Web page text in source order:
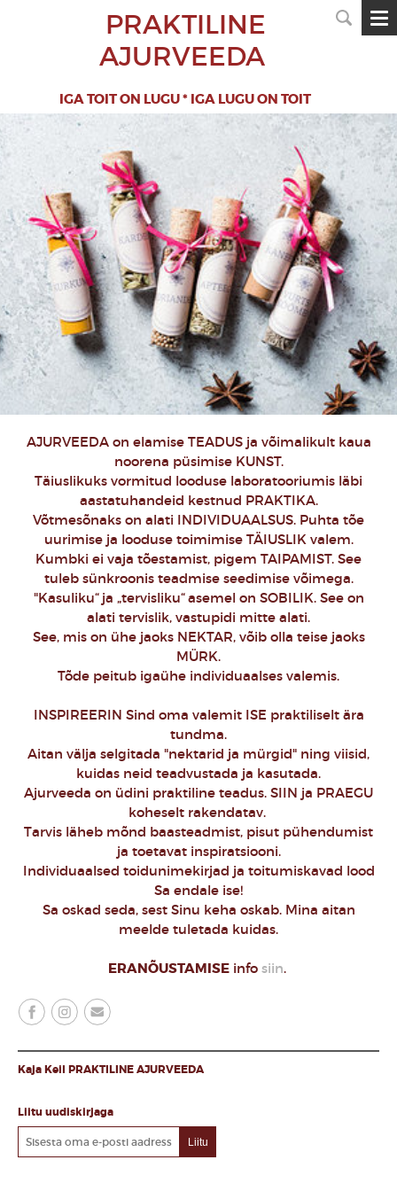
PRAKTILINE
AJURVEEDA
IGA TOIT ON LUGU * IGA LUGU ON TOIT
AJURVEEDA on elamise TEADUS ja võimalikult kaua
noorena püsimise KUNST.
Täiuslikuks vormitud looduse laboratooriumis läbi
aastatuhandeid kestnud PRAKTIKA.
Võtmesõnaks on alati INDIVIDUAALSUS. Puhta tõe
uurimise ja looduse toimimise TÄIUSLIK valem.
Kumbki ei vaja tõestamist, pigem TAIPAMIST. See
tuleb sünkroonis teadmise seedimise võimega.
"Kasuliku“ ja „tervisliku“ asemel on SOBILIK. See on
alati tervislik, vastupidi mitte alati.
See, mis on ühe jaoks NEKTAR, võib olla teise jaoks
MÜRK.
Tõde peitub igaühe individuaalses valemis.
INSPIREERIN Sind oma valemit ISE praktiliselt ära
tundma.
Aitan välja selgitada "nektarid ja mürgid" ning viisid,
kuidas neid teadvustada ja kasutada.
Ajurveeda on üdini praktiline teadus. SIIN ja PRAEGU
koheselt rakendatav.
Tarvis läheb mõnd baasteadmist, pisut pühendumist
ja toetavat inspiratsiooni.
Individuaalsed toidunimekirjad ja toitumiskavad lood
Sa endale ise!
Sa oskad seda, sest Sinu keha oskab. Mina aitan
meelde tuletada kuidas.
ERANÕUSTAMISEinfo siin.
Kaja Keil PRAKTILINE AJURVEEDA
Liitu uudiskirjaga
Liitu